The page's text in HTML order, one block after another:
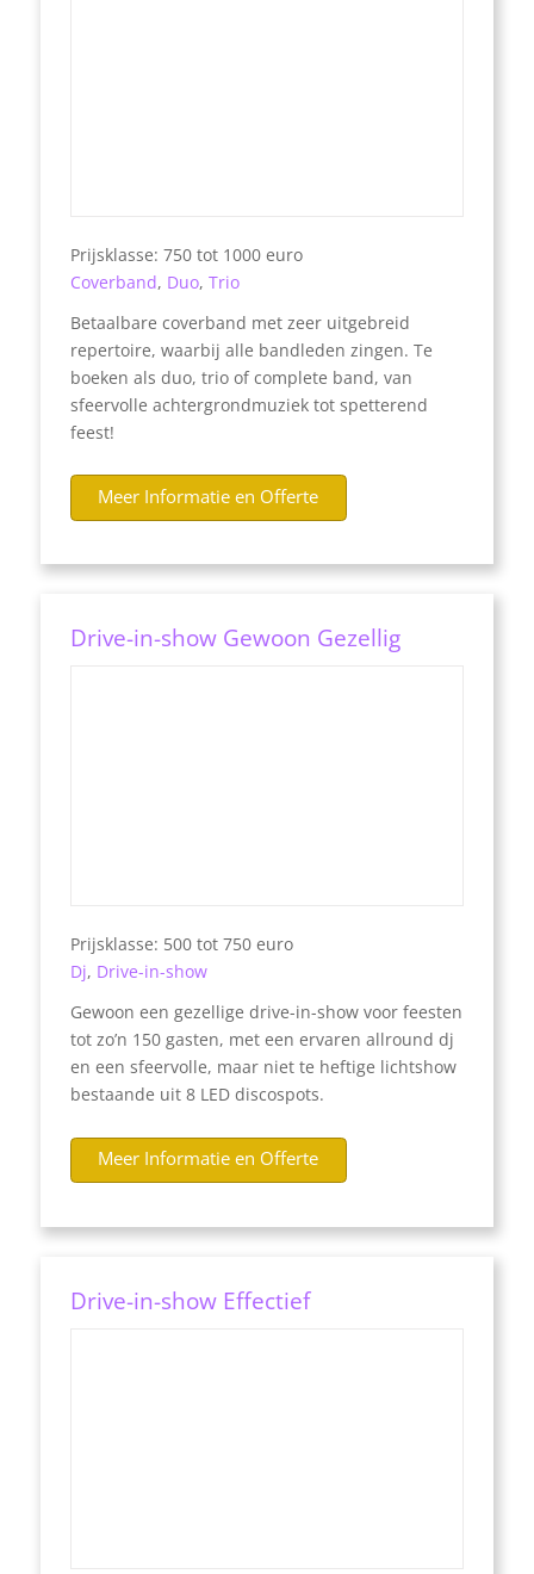
Prijsklasse: 750 tot 1000 euro
Coverband, Duo, Trio
Betaalbare coverband met zeer uitgebreid
repertoire, waarbij alle bandleden zingen. Te
boeken als duo, trio of complete band, van
sfeervolle achtergrondmuziek tot spetterend
feest!
Meer Informatie en Offerte
Drive-in-show Gewoon Gezellig
Prijsklasse: 500 tot 750 euro
Dj, Drive-in-show
Gewoon een gezellige drive-in-show voor feesten
tot zo’n 150 gasten, met een ervaren allround dj
en een sfeervolle, maar niet te heftige lichtshow
bestaande uit 8 LED discospots.
Meer Informatie en Offerte
Drive-in-show Effectief